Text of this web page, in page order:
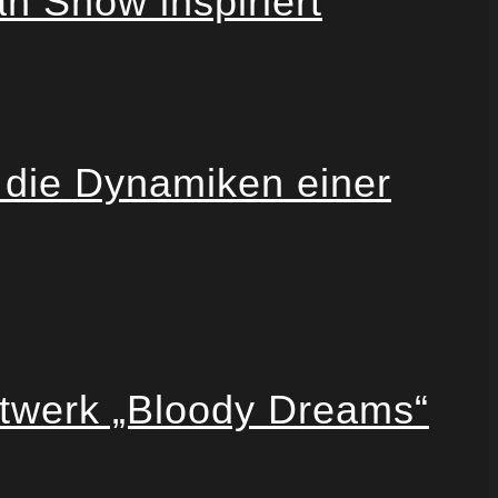
Dynamiken einer
„Bloody Dreams“